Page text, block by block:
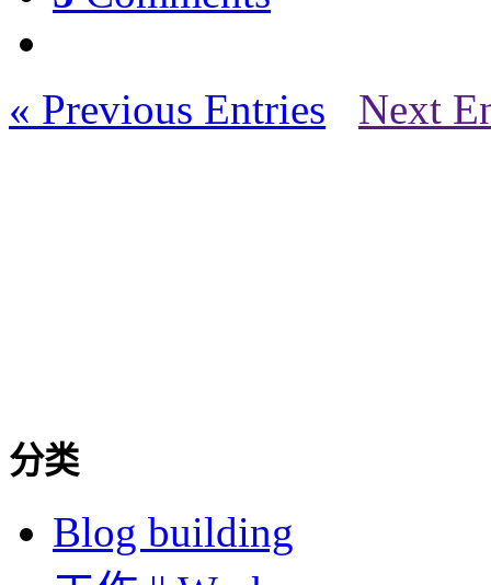
« Previous Entries Next
分类
Blog building